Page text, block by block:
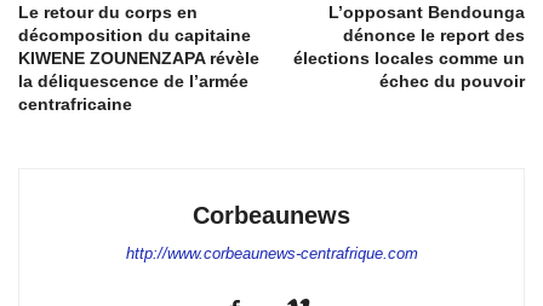
Le retour du corps en
décomposition du capitaine
KIWENE ZOUNENZAPA révèle
la déliquescence de l’armée
centrafricaine
L’opposant Bendounga
dénonce le report des
élections locales comme un
échec du pouvoir
Corbeaunews
http://www.corbeaunews-centrafrique.com